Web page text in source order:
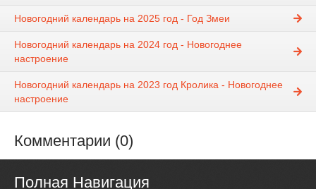
Новогодний календарь на 2025 год - Год Змеи
Новогодний календарь на 2024 год - Новогоднее
настроение
Новогодний календарь на 2023 год Кролика - Новогоднее
настроение
Комментарии (0)
Полная Навигация